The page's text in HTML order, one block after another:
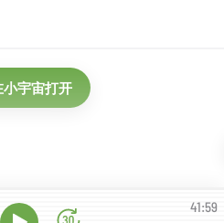
小宇宙打开
41:59